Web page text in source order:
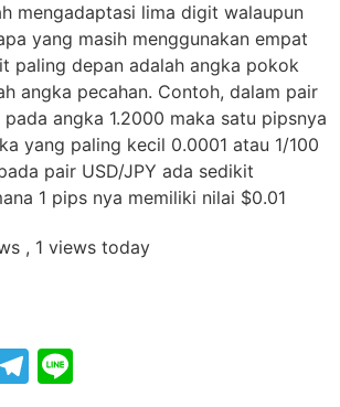
mengadaptasi lima digit walaupun
yang masih menggunakan empat
paling depan adalah angka pokok
angka pecahan. Contoh, dalam pair
pada angka 1.2000 maka satu pipsnya
yang paling kecil 0.0001 atau 1/100
pair USD/JPY ada sedikit
1 pips nya memiliki nilai $0.01
, 1 views today
Telegram